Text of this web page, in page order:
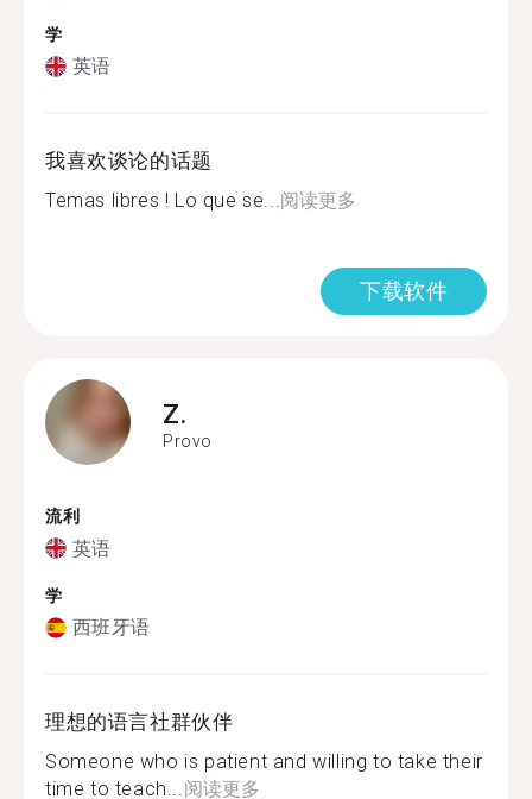
学
英语
我喜欢谈论的话题
Temas libres ! Lo que se...阅读更多
下载软件
Z.
Provo
流利
英语
学
西班牙语
理想的语言社群伙伴
Someone who is patient and willing to take their
time to teach...阅读更多